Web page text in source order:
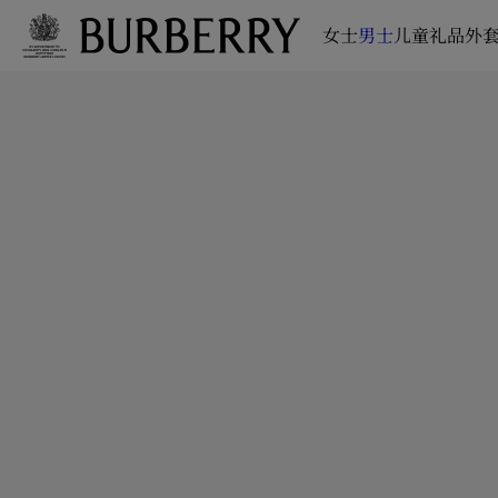
女士男士儿童礼品外